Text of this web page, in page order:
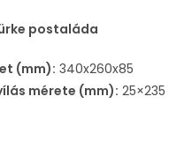
postaláda
(mm): 340x260x85
mérete (mm): 25×235